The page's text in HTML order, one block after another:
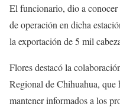
El funcionario, dio a conocer
de operación en dicha
la exportación de 5 mil
Flores destacó la
Regional de Chihuahua, que
mantener informados a los